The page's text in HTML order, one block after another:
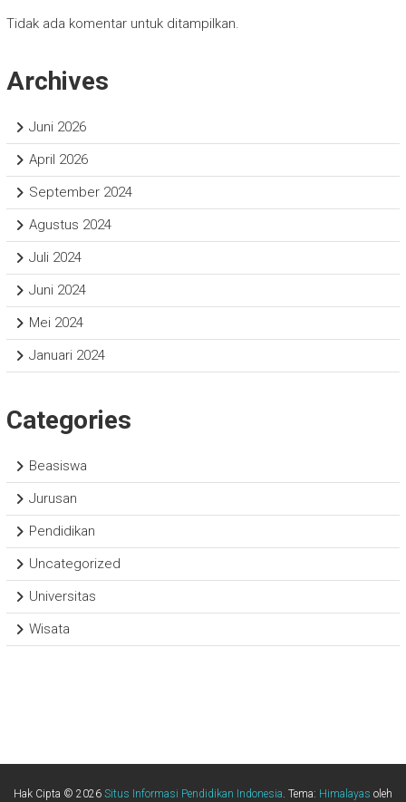
Tidak ada komentar untuk ditampilkan.
Archives
Juni 2026
April 2026
September 2024
Agustus 2024
Juli 2024
Juni 2024
Mei 2024
Januari 2024
Categories
Beasiswa
Jurusan
Pendidikan
Uncategorized
Universitas
Wisata
Hak Cipta © 2026 Situs Informasi Pendidikan Indonesia. Tema: Himalayas oleh